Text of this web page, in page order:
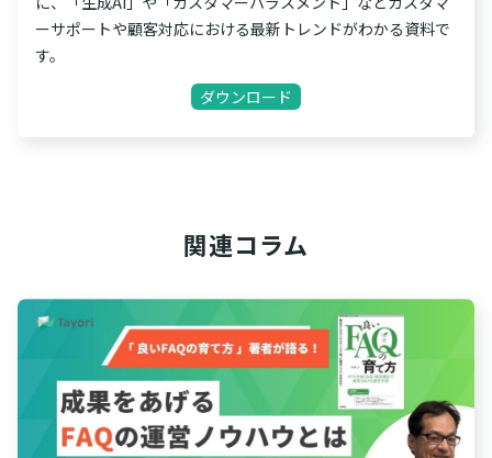
ーサポートや顧客対応における最新トレンドがわかる資料で
す。
ダウンロード
関連コラム